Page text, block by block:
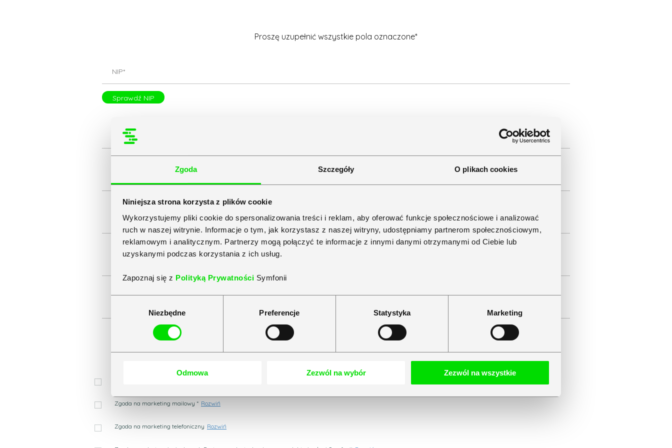
Zgoda Szczegóły O plikach cookies
Niniejsza strona korzysta z plików cookie
Wykorzystujemy pliki cookie do spersonalizowania treści i reklam, aby oferować funkcje społecznościowe i analizować
ruch w naszej witrynie. Informacje o tym, jak korzystasz z naszej witryny, udostępniamy partnerom społecznościowym,
reklamowym i analitycznym. Partnerzy mogą połączyć te informacje z innymi danymi otrzymanymi od Ciebie lub
uzyskanymi podczas korzystania z ich usług.
Zapoznaj się z Polityką Prywatności Symfonii
Niezbędne Preferencje Statystyka Marketing
Odmowa Zezwól na wybór Zezwól na wszystkie
Proszę uzupełnić wszystkie pola oznaczone*
Sprawdź NIP
Zgoda na marketing mailowy * Rozwiń
Zgoda na marketing telefoniczny Rozwiń